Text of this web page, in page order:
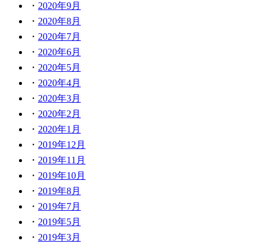
2020年9月
2020年8月
2020年7月
2020年6月
2020年5月
2020年4月
2020年3月
2020年2月
2020年1月
2019年12月
2019年11月
2019年10月
2019年8月
2019年7月
2019年5月
2019年3月